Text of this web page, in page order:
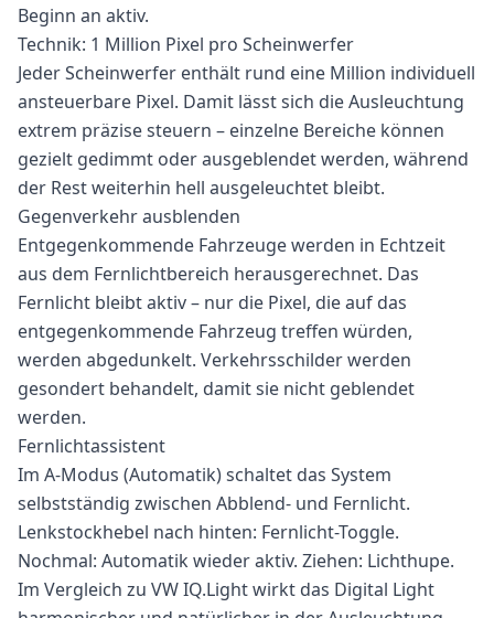
Beginn an aktiv.
Technik: 1 Million Pixel pro Scheinwerfer
Jeder Scheinwerfer enthält rund eine Million individuell
ansteuerbare Pixel. Damit lässt sich die Ausleuchtung
extrem präzise steuern – einzelne Bereiche können
gezielt gedimmt oder ausgeblendet werden, während
der Rest weiterhin hell ausgeleuchtet bleibt.
Gegenverkehr ausblenden
Entgegenkommende Fahrzeuge werden in Echtzeit
aus dem Fernlichtbereich herausgerechnet. Das
Fernlicht bleibt aktiv – nur die Pixel, die auf das
entgegenkommende Fahrzeug treffen würden,
werden abgedunkelt. Verkehrsschilder werden
gesondert behandelt, damit sie nicht geblendet
werden.
Fernlichtassistent
Im A-Modus (Automatik) schaltet das System
selbstständig zwischen Abblend- und Fernlicht.
Lenkstockhebel nach hinten: Fernlicht-Toggle.
Nochmal: Automatik wieder aktiv. Ziehen: Lichthupe.
Im Vergleich zu VW IQ.Light wirkt das Digital Light